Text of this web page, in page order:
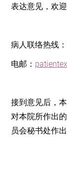
表达意见，欢
病人联络热线：
电邮：
接到意见后，
对本院所作出
员会秘书处作